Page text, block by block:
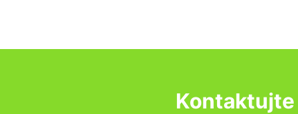
Kontaktujte